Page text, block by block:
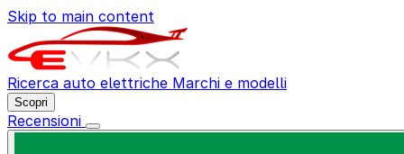
Skip to main content
Ricerca auto elettriche Marchi e modelli
Scopri
Recensioni